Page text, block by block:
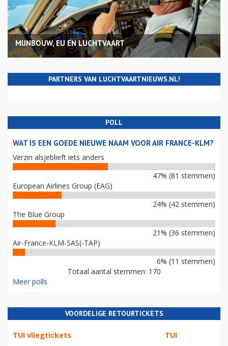
MIJNBOUW, EU EN LUCHTVAART
PARTNERS VAN LUCHTVAARTNIEUWS.NL!
POLL
WAT IS EEN GOEDE NIEUWE NAAM VOOR AIR FRANCE-KLM?
Verzin alsjeblieft iets anders
47% (81 stemmen)
European Airlines Group (EAG)
24% (42 stemmen)
The Blue Group
21% (36 stemmen)
Air-France-KLM-SAS(-TAP)
6% (11 stemmen)
Totaal aantal stemmen: 170
Meer polls
VOORDELIGE RETOURTICKETS
TUI vliegtickets TUI